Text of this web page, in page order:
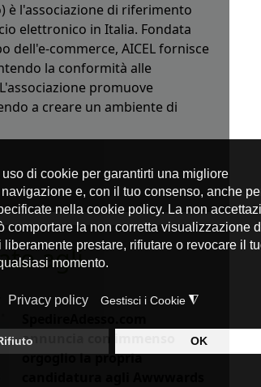
è l'associazione di riferimento
elettronico in Italia. Fondata
dell'e-commerce, AICEL fornisce
la conformità alle
promuove
a creare un ambiente di
agli
annuncia con immenso
orgoglio la propria